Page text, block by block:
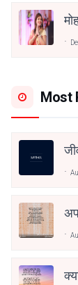
Most